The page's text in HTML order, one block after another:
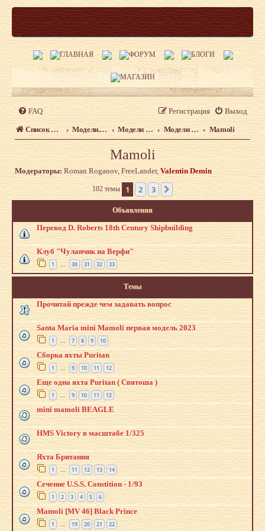
FAQ Выход
Регистрация
Список форумов Модели. Форум моделистов сайта shipmodeling.ru Модели из наборов. Что, где, когда. Модели из наборов Mamoli
Mamoli
Модераторы: Roman Roganov,FreeLander,Valentin Demin
102 темы 1 2 3 След.
Объявления
Перевод D. Roberts 18th Century Shipbuilding
Клуб "Чуланчик на Верфи"
1 … 30 31 32 33
Темы
Прочитай прежде чем задавать вопрос
Santa Maria mini Mamoli первая модель 2023
1 … 7 8 9 10
Сборка яхты Puritan
1 … 9 10 11 12
Еще одна яхта Puritan ( Святоша )
1 … 9 10 11 12
mini mamoli BEAGLE
HMS Victory в масштабе 1/325
Яхта Британия
1 … 11 12 13 14
Сечение U.S.S. Constition - 1/93
1 2 3 4 5 6
Mamoli [MV 46] Black Prince
1 … 19 20 21 22